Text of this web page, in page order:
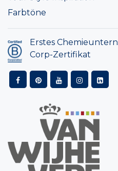
Farbtöne
Erstes
Corp-Zertifikat